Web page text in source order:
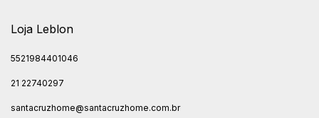
Loja Leblon
5521984401046
21 22740297
santacruzhome@santacruzhome.com.br